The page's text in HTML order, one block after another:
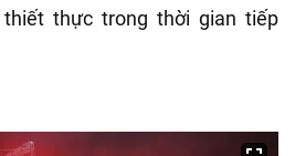
thực trong thời gian tiếp